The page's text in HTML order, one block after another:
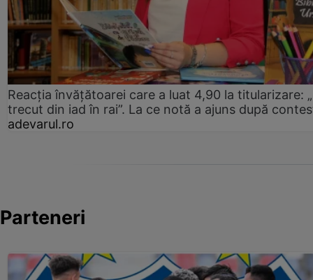
Reacția învățătoarei care a luat 4,90 la titularizare:
trecut din iad în rai”. La ce notă a ajuns după
adevarul.ro
Parteneri